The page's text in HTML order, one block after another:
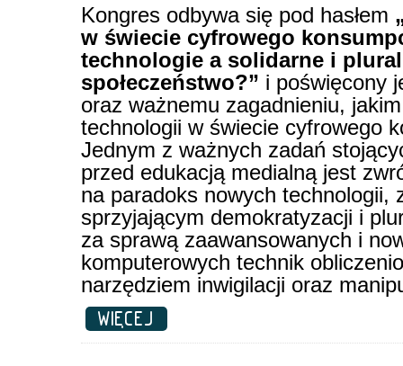
Kongres odbywa się pod hasłem
w świecie cyfrowego
technologie a solidarne i
społeczeństwo?” i poświęcony
oraz ważnemu zagadnieniu,
technologii w świecie cyfrowego
Jednym z ważnych zadań
przed edukacją medialną jest
na paradoks nowych technologii,
sprzyjającym demokratyzacji i
za sprawą zaawansowanych i
komputerowych technik
narzędziem inwigilacji oraz
WIĘCEJ